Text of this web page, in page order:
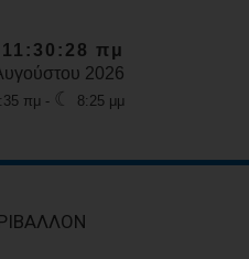
11:30:30 πμ
2026
πμ - ☾ 8:25 μμ